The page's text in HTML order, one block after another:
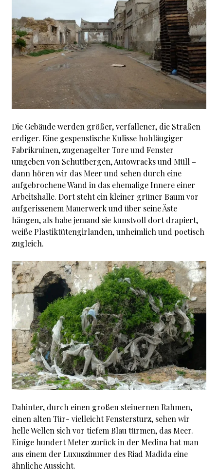
Die Gebäude werden größer, verfallener, die Straßen
erdiger. Eine gespenstische Kulisse hohläugiger
Fabrikruinen, zugenagelter Tore und Fenster
umgeben von Schuttbergen, Autowracks und Müll –
dann hören wir das Meer und sehen durch eine
aufgebrochene Wand in das ehemalige Innere einer
Arbeitshalle. Dort steht ein kleiner grüner Baum vor
aufgerissenem Mauerwerk und über seine Äste
hängen, als habe jemand sie kunstvoll dort drapiert,
weiße Plastiktütengirlanden, unheimlich und poetisch
zugleich.
Dahinter, durch einen großen steinernen Rahmen,
einen alten Tür- vielleicht Fenstersturz, sehen wir
helle Wellen sich vor tiefem Blau türmen, das Meer.
Einige hundert Meter zurück in der Medina hat man
aus einem der Luxuszimmer des Riad Madida eine
ähnliche Aussicht.